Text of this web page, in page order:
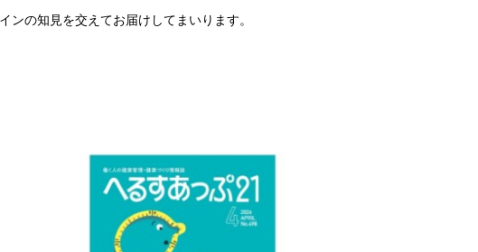
ンの知見を交えてお届けしてまいります。